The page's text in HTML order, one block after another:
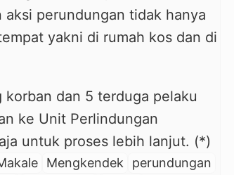
perundungan tidak hanya
yakni di rumah kos dan di
korban dan 5 terduga pelaku
ke Unit Perlindungan
untuk proses lebih lanjut. (*)
Mengkendek
perundungan